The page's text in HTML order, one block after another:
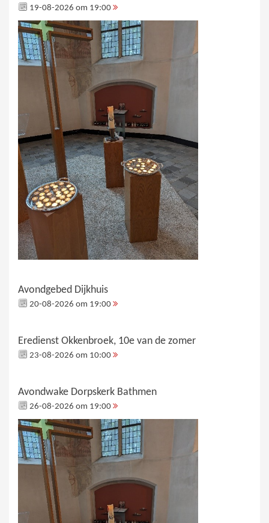
19-08-2026 om 19:00
Avondgebed Dijkhuis
20-08-2026 om 19:00
Eredienst Okkenbroek, 10e van de zomer
23-08-2026 om 10:00
Avondwake Dorpskerk Bathmen
26-08-2026 om 19:00